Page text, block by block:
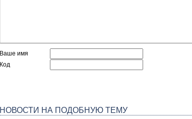
Ваше имя
Код
НОВОСТИ НА ПОДОБНУЮ ТЕМУ